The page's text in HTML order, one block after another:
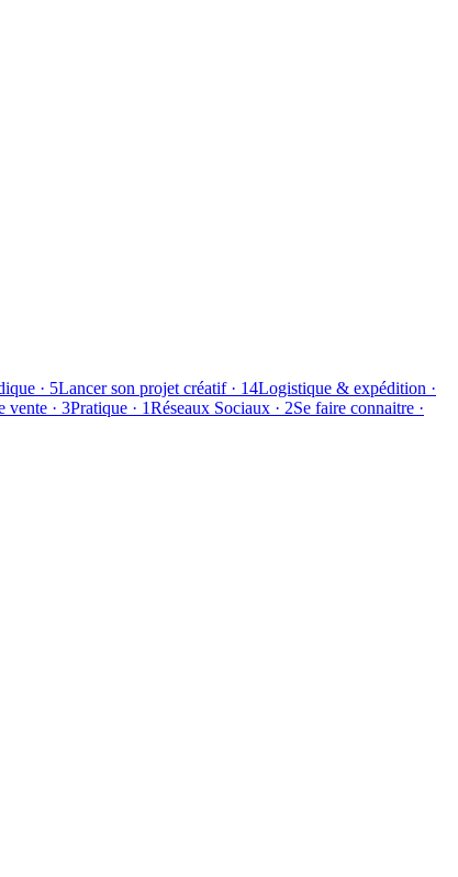
· 5Lancer son projet créatif · 14Logistique & expédition ·
vente · 3Pratique · 1Réseaux Sociaux · 2Se faire connaitre ·